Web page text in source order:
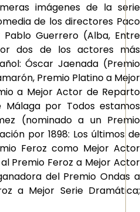
imágenes de la serie
de los directores Paco
Guerrero (Alba, Entre
dos de los actores más
Óscar Jaenada (Premio
Premio Platino a Mejor
a Mejor Actor de Reparto
por Todos estamos
(nominado a un Premio
por 1898: Los últimos de
Feroz como Mejor Actor
Premio Feroz a Mejor Actor
del Premio Ondas a
a Mejor Serie Dramática;